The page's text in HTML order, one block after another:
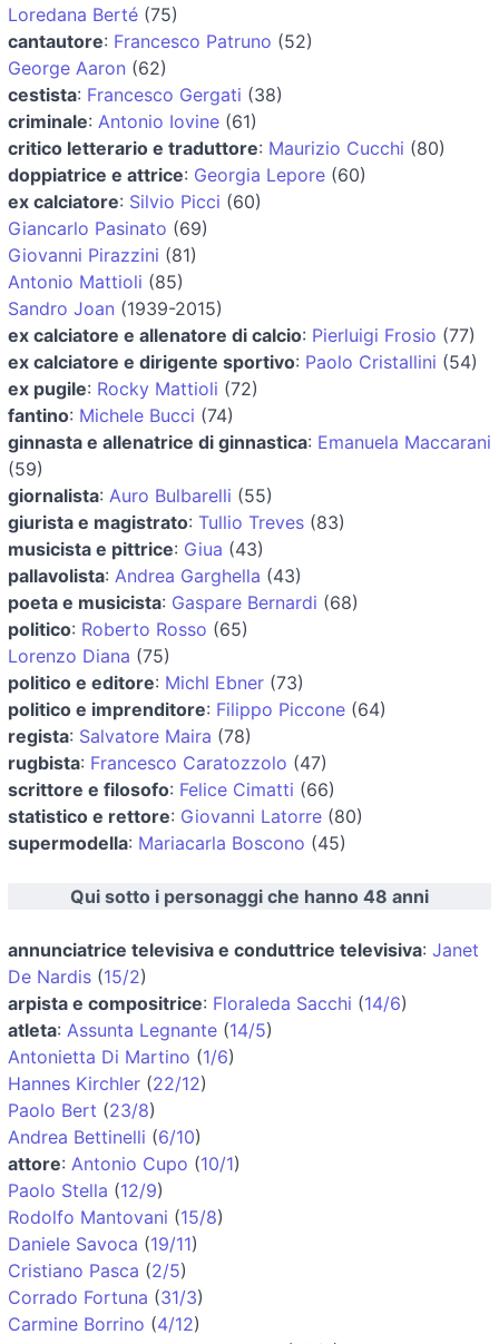
Loredana Berté (75)
cantautore: Francesco Patruno (52)
George Aaron (62)
cestista: Francesco Gergati (38)
criminale: Antonio Iovine (61)
critico letterario e traduttore: Maurizio Cucchi (80)
doppiatrice e attrice: Georgia Lepore (60)
ex calciatore: Silvio Picci (60)
Giancarlo Pasinato (69)
Giovanni Pirazzini (81)
Antonio Mattioli (85)
Sandro Joan (1939-2015)
ex calciatore e allenatore di calcio: Pierluigi Frosio (77)
ex calciatore e dirigente sportivo: Paolo Cristallini (54)
ex pugile: Rocky Mattioli (72)
fantino: Michele Bucci (74)
ginnasta e allenatrice di ginnastica: Emanuela Maccarani
(59)
giornalista: Auro Bulbarelli (55)
giurista e magistrato: Tullio Treves (83)
musicista e pittrice: Giua (43)
pallavolista: Andrea Garghella (43)
poeta e musicista: Gaspare Bernardi (68)
politico: Roberto Rosso (65)
Lorenzo Diana (75)
politico e editore: Michl Ebner (73)
politico e imprenditore: Filippo Piccone (64)
regista: Salvatore Maira (78)
rugbista: Francesco Caratozzolo (47)
scrittore e filosofo: Felice Cimatti (66)
statistico e rettore: Giovanni Latorre (80)
supermodella: Mariacarla Boscono (45)
Qui sotto i personaggi che hanno 48 anni
annunciatrice televisiva e conduttrice televisiva: Janet
De Nardis (15/2)
arpista e compositrice: Floraleda Sacchi (14/6)
atleta: Assunta Legnante (14/5)
Antonietta Di Martino (1/6)
Hannes Kirchler (22/12)
Paolo Bert (23/8)
Andrea Bettinelli (6/10)
attore: Antonio Cupo (10/1)
Paolo Stella (12/9)
Rodolfo Mantovani (15/8)
Daniele Savoca (19/11)
Cristiano Pasca (2/5)
Corrado Fortuna (31/3)
Carmine Borrino (4/12)